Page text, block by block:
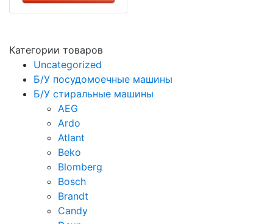
Категории товаров
Uncategorized
Б/У посудомоечные машины
Б/У стиральные машины
AEG
Ardo
Atlant
Beko
Blomberg
Bosch
Brandt
Candy